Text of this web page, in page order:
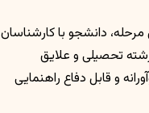
مرحله، دانشجو با کارشناسان
تحصیلی و علایق
و قابل دفاع راهنمایی